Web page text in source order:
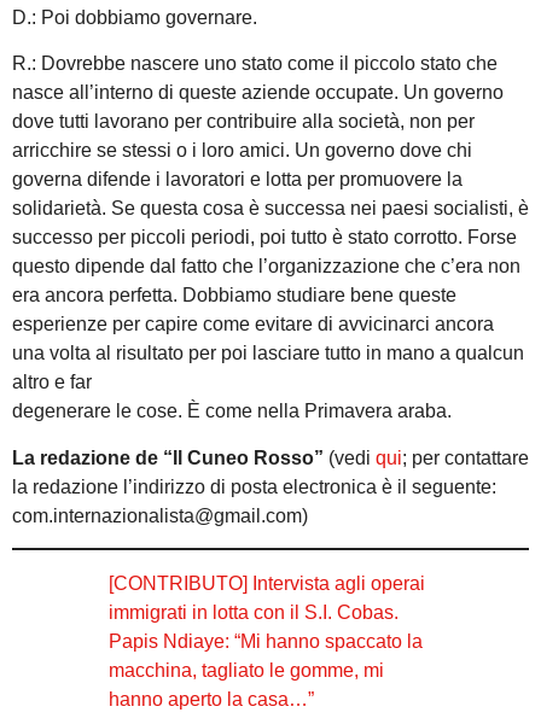
D.: Poi dobbiamo governare.
R.: Dovrebbe nascere uno stato come il piccolo stato che
nasce all’interno di queste aziende occupate. Un governo
dove tutti lavorano per contribuire alla società, non per
arricchire se stessi o i loro amici. Un governo dove chi
governa difende i lavoratori e lotta per promuovere la
solidarietà. Se questa cosa è successa nei paesi socialisti, è
successo per piccoli periodi, poi tutto è stato corrotto. Forse
questo dipende dal fatto che l’organizzazione che c’era non
era ancora perfetta. Dobbiamo studiare bene queste
esperienze per capire come evitare di avvicinarci ancora
una volta al risultato per poi lasciare tutto in mano a qualcun
altro e far
degenerare le cose. È come nella Primavera araba.
La redazione de “Il Cuneo Rosso” (vedi qui; per contattare
la redazione l’indirizzo di posta electronica è il seguente:
com.internazionalista@gmail.com)
[CONTRIBUTO] Intervista agli operai
immigrati in lotta con il S.I. Cobas.
Papis Ndiaye: “Mi hanno spaccato la
macchina, tagliato le gomme, mi
hanno aperto la casa…”